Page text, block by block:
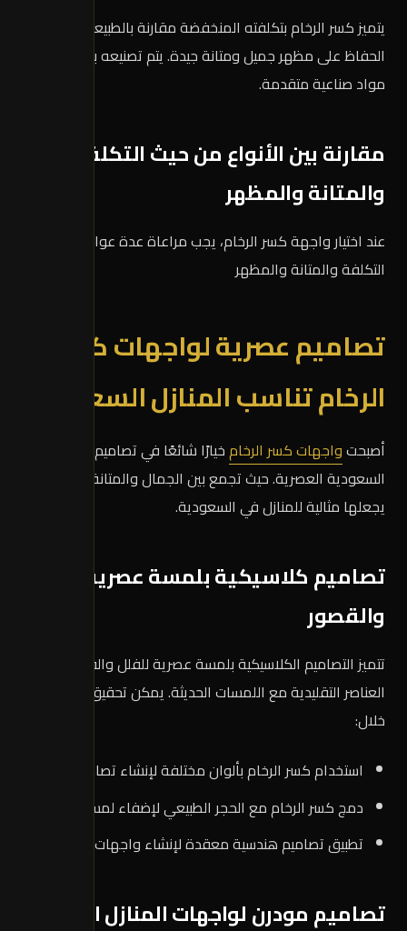
يتميز كسر الرخام بتكلفته المنخفضة مقارنة بالطبيعي، مع
الحفاظ على مظهر جميل ومتانة جيدة. يتم تصنيعه باستخدام
مواد صناعية متقدمة.
مقارنة بين الأنواع من حيث التكلفة
والمتانة والمظهر
عند اختيار واجهة كسر الرخام، يجب مراعاة عدة عوامل منها
التكلفة والمتانة والمظهر
تصاميم عصرية لواجهات كسر
الرخام تناسب المنازل السعودية
أصبحتواجهات كسر الرخامخيارًا شائعًا في تصاميم المنازل
السعودية العصرية. حيث تجمع بين الجمال والمتانة، مما
يجعلها مثالية للمنازل في السعودية.
تصاميم كلاسيكية بلمسة عصرية للفلل
والقصور
تتميز التصاميم الكلاسيكية بلمسة عصرية للفلل والقصور بدمج
العناصر التقليدية مع اللمسات الحديثة. يمكن تحقيق ذلك من
خلال:
استخدام كسر الرخام بألوان مختلفة لإنشاء تصاميم فريدة.
دمج كسر الرخام مع الحجر الطبيعي لإضفاء لمسة تقليدية.
تطبيق تصاميم هندسية معقدة لإنشاء واجهات فاخرة.
تصاميم مودرن لواجهات المنازل العصرية